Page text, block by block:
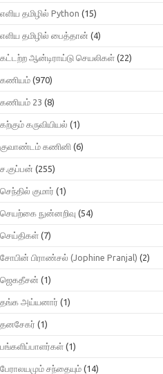
எளிய தமிழில் Python (15)
எளிய தமிழில் பைத்தான் (4)
கட்டற்ற ஆன்டிராய்டு செயலிகள் (22)
கணியம் (970)
கணியம் 23 (8)
கற்கும் கருவியியல் (1)
குவாண்டம் கணினி (6)
ச.குப்பன் (255)
செந்தில் குமார் (1)
செயற்கை நுன்னறிவு (54)
செய்திகள் (7)
சோபின் பிராண்சல் (Jophine Pranjal) (2)
ஜெகதீசன் (1)
தங்க அய்யனார் (1)
தனசேகர் (1)
பங்களிப்பாளர்கள் (1)
பேராலயமும் சந்தையும் (14)